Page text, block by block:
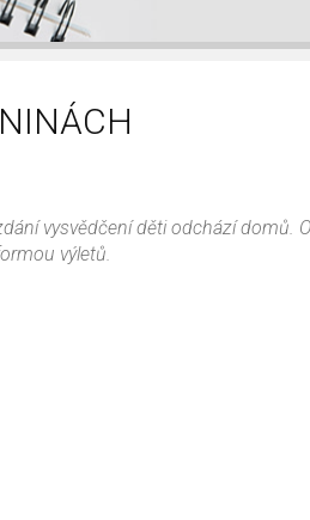
vysvědčení děti odchází domů.
výletů.